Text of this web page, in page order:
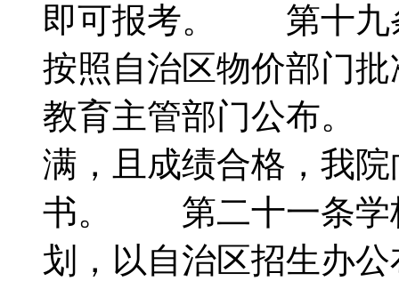
即可报考。 第十九
按照自治区物价部门
教育主管部门公布。
满，且成绩合格，我
书。 第二十一条学
划，以自治区招生办